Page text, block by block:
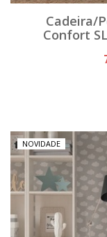
Cadeira/
Confort
NOVIDADE